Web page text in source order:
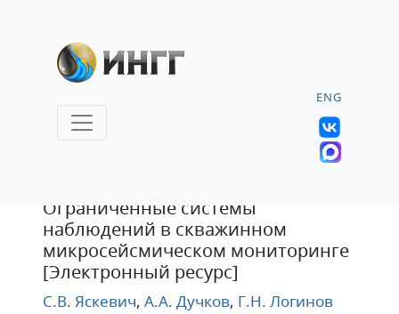
ENG
Ограниченные системы
наблюдений в скважинном
микросейсмическом мониторинге
[Электронный ресурс]
С.В. Яскевич, А.А. Дучков, Г.Н. Логинов